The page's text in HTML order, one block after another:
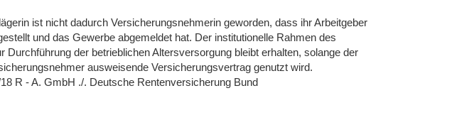
ist nicht dadurch Versicherungsnehmerin geworden, dass ihr Arbeitgeber
und das Gewerbe abgemeldet hat. Der institutionelle Rahmen des
Durchführung der betrieblichen Altersversorgung bleibt erhalten, solange der
ausweisende Versicherungsvertrag genutzt wird.
R - A. GmbH ./. Deutsche Rentenversicherung Bund